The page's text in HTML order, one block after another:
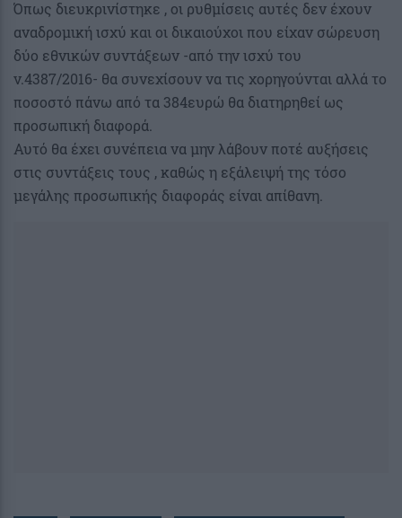
Όπως διευκρινίστηκε , οι ρυθμίσεις αυτές δεν έχουν
αναδρομική ισχύ και οι δικαιούχοι που είχαν σώρευση
δύο εθνικών συντάξεων -από την ισχύ του
ν.4387/2016- θα συνεχίσουν να τις χορηγούνται αλλά το
ποσοστό πάνω από τα 384ευρώ θα διατηρηθεί ως
προσωπική διαφορά.
Αυτό θα έχει συνέπεια να μην λάβουν ποτέ αυξήσεις
στις συντάξεις τους , καθώς η εξάλειψή της τόσο
μεγάλης προσωπικής διαφοράς είναι απίθανη.